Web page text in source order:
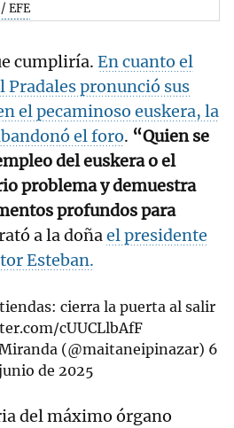
EFE
cumpliría. En cuanto el
pronunció sus
el pecaminoso euskera, la
el foro. “Quien se
del euskera o el
problema y demuestra
profundos para
a la doñael presidente
Esteban.
cierra la puerta al salir
cUUCLlbAfF
(@maitaneipinazar) 6
de 2025
del máximo órgano